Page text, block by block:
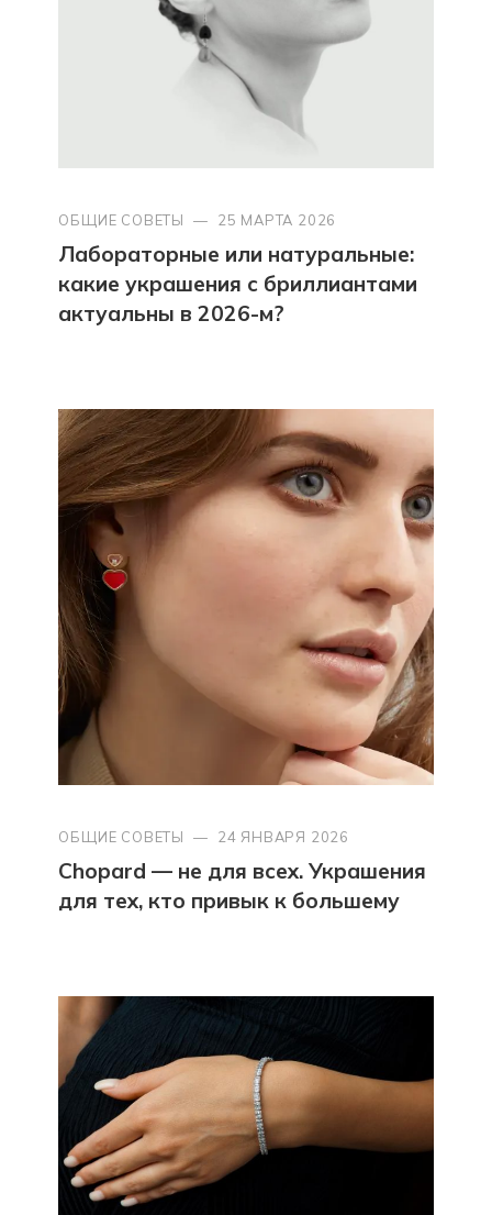
ОБЩИЕ СОВЕТЫ — 25 МАРТА 2026
Лабораторные или натуральные:
какие украшения с бриллиантами
актуальны в 2026-м?
ОБЩИЕ СОВЕТЫ — 24 ЯНВАРЯ 2026
Chopard — не для всех. Украшения
для тех, кто привык к большему